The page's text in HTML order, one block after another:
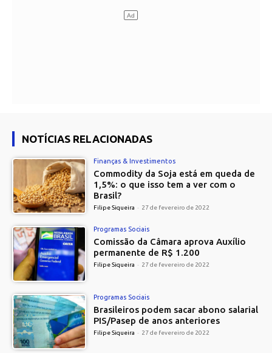
NOTÍCIAS RELACIONADAS
Finanças & Investimentos
Commodity da Soja está em queda de
1,5%: o que isso tem a ver com o
Brasil?
Filipe Siqueira - 27 de fevereiro de 2022
Programas Sociais
Comissão da Câmara aprova Auxílio
permanente de R$ 1.200
Filipe Siqueira - 27 de fevereiro de 2022
Programas Sociais
Brasileiros podem sacar abono salarial
PIS/Pasep de anos anteriores
Filipe Siqueira - 27 de fevereiro de 2022